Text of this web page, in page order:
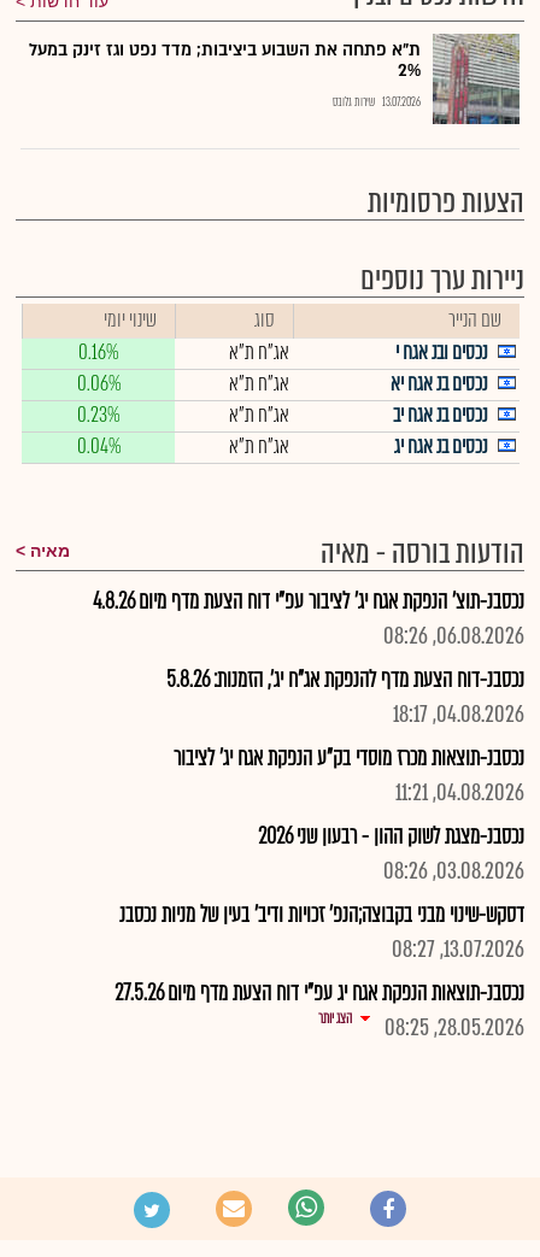
ת"א פתחה את השבוע ביציבות; מדד נפט וגז זינק במעל
2%
13.07.2026 שירות גלובס
הצעות פרסומיות
ניירות ערך נוספים
שם הנייר סוג
שינוי יומי
נכסים ובנ אגח י
אג"ח ת"א
0.16%
נכסים בנ אגח יא
אג"ח ת"א
0.06%
נכסים בנ אגח יב
אג"ח ת"א
0.23%
נכסים בנ אגח יג
אג"ח ת"א 0.04%
הודעות בורסה - מאיה מאיה
נכסבנ-תוצ' הנפקת אגח יג' לציבור עפ"י דוח הצעת מדף מיום 4.8.26
06.08.2026, 08:26
נכסבנ-דוח הצעת מדף להנפקת אג"ח יג', הזמנות: 5.8.26
04.08.2026, 18:17
נכסבנ-תוצאות מכרז מוסדי בק"ע הנפקת אגח יג' לציבור
04.08.2026, 11:21
נכסבנ-מצגת לשוק ההון - רבעון שני 2026
03.08.2026, 08:26
דסקש-שינוי מבני בקבוצה;הנפ' זכויות ודיב' בעין של מניות נכסבנ
13.07.2026, 08:27
נכסבנ-תוצאות הנפקת אגח יג עפ"י דוח הצעת מדף מיום 27.5.26
28.05.2026, 08:25
הצג יותר